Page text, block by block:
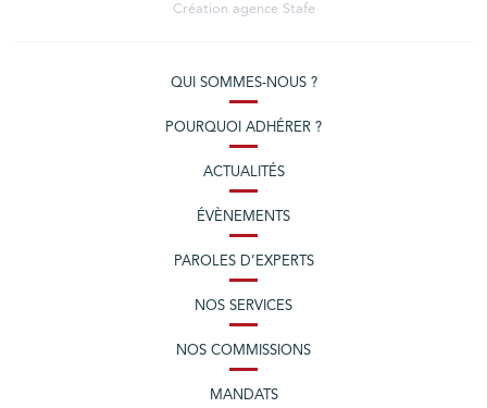
Création agence Stafe
QUI SOMMES-NOUS ?
POURQUOI ADHÉRER ?
ACTUALITÉS
ÉVÈNEMENTS
PAROLES D’EXPERTS
NOS SERVICES
NOS COMMISSIONS
MANDATS